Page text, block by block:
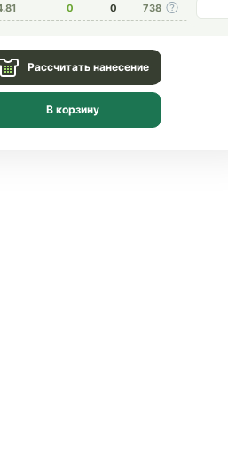
0 0 738
Рассчитать нанесение
В корзину